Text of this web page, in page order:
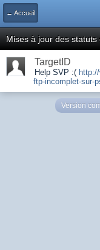
← Accueil
Mises à jour des
TargetID
Help SVP :(
ftp-incomplet-sur-
Version